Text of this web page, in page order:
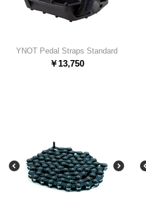
YNOT Pedal Straps Standard
￥13,750